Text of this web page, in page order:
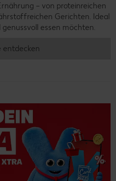
– von proteinreichen
Gerichten. Ideal
essen möchten.
entdecken